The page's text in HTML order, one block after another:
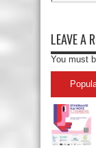
LEAVE A
You must